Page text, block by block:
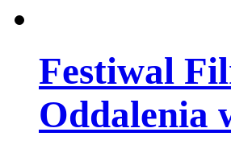
Festiwal
Oddalenia